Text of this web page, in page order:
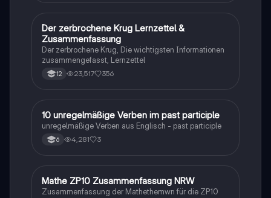
Deutsch
Der zerbrochene Krug Lernzettel &
Zusammenfassung
Der zerbrochene Krug, Die wichtigsten Informationen
zusammengefasst, Lernzettel
12 23,517 356
1 Englisch
10 unregelmäßige Verben im past participle
unregelmäßige Verben aus Englisch - past participle
6 4,281 3
Mathe
Mathe ZP10 Zusammenfassung NRW
Zusammenfassung der Mathethemwn für die ZP10